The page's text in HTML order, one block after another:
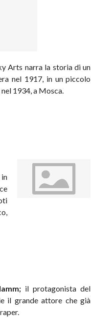
Arts narra la storia di un
nel 1917, in un piccolo
1934, a Mosca.
in
il protagonista del
il grande attore che già